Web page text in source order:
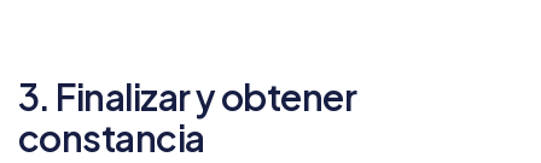
3. Finalizar y obtener
constancia